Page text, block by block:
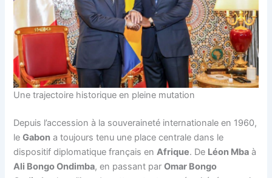
Une trajectoire historique en pleine mutation
Depuis l’accession à la souveraineté internationale en 1960,
leGabon a toujours tenu une place centrale dans le
dispositif diplomatique français enAfrique. De Léon Mba à
Ali Bongo Ondimba, en passant parOmar Bongo